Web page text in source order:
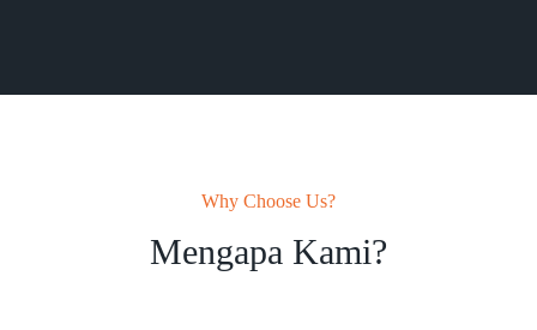
Why Choose Us?
Mengapa Kami?